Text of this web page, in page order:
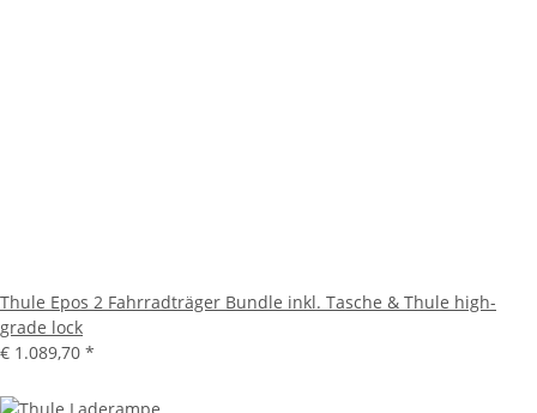
Thule Epos 2 Fahrradträger Bundle inkl. Tasche & Thule high-
grade lock
€ 1.089,70 *